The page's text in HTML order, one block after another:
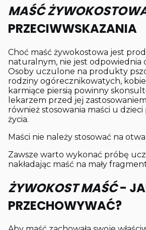
MAŚĆ
PRZECIWWSKAZANIA
Choć maść żywokostowa jest
naturalnym, nie jest odpowiednia
Osoby uczulone na produkty
rodziny ogórecznikowatych,
karmiące piersią powinny
lekarzem przed jej
również stosowania maści u
życia.
Maści nie należy stosować na
Zawsze warto wykonać próbę
nakładając maść na mały
ŻYWOKOST MAŚĆ-
PRZECHOWYWAĆ?